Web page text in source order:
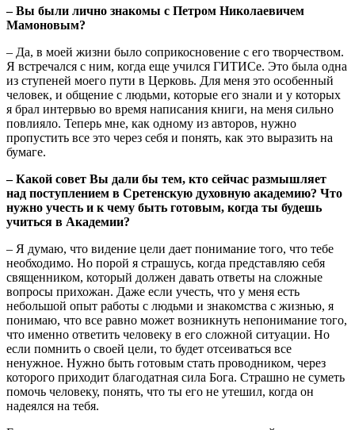
– Вы были лично знакомы с Петром Николаевичем
Мамоновым?
– Да, в моей жизни было соприкосновение с его творчеством.
Я встречался с ним, когда еще учился ГИТИСе. Это была одна
из ступеней моего пути в Церковь. Для меня это особенный
человек, и общение с людьми, которые его знали и у которых
я брал интервью во время написания книги, на меня сильно
повлияло. Теперь мне, как одному из авторов, нужно
пропустить все это через себя и понять, как это выразить на
бумаге.
– Какой совет Вы дали бы тем, кто сейчас размышляет
над поступлением в Сретенскую духовную академию? Что
нужно учесть и к чему быть готовым, когда ты будешь
учиться в Академии?
– Я думаю, что видение цели дает понимание того, что тебе
необходимо. Но порой я страшусь, когда представляю себя
священником, который должен давать ответы на сложные
вопросы прихожан. Даже если учесть, что у меня есть
небольшой опыт работы с людьми и знакомства с жизнью, я
понимаю, что все равно может возникнуть непонимание того,
что именно ответить человеку в его сложной ситуации. Но
если помнить о своей цели, то будет отсеиваться все
ненужное. Нужно быть готовым стать проводником, через
которого приходит благодатная сила Бога. Страшно не суметь
помочь человеку, понять, что ты его не утешил, когда он
надеялся на тебя.